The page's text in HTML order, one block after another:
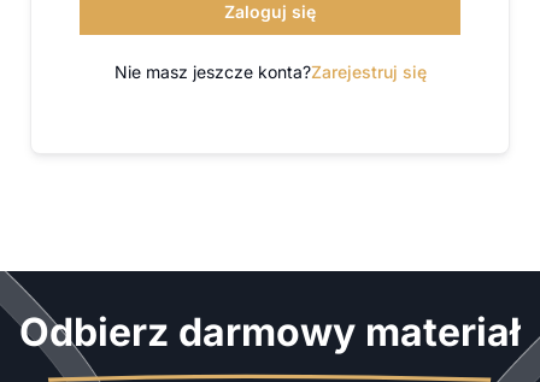
Zaloguj się
Nie masz jeszcze konta?Zarejestruj się
Odbierz darmowy materiał